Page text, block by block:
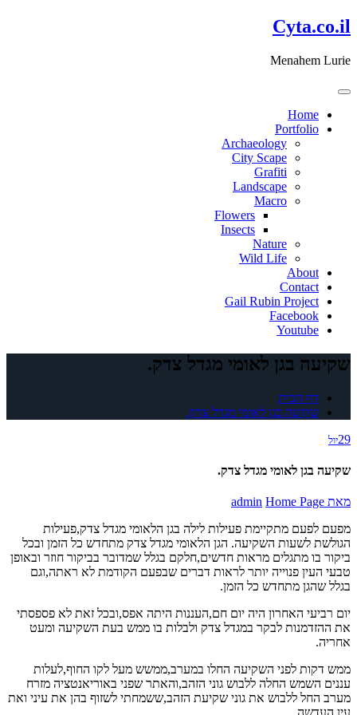
דלג
לתוכן
Cyta.co.il
Menahem Lurie
Home
Portfolio
Archaeology
City Scape
Grafiti
Landscape
Macro
Flowers
Insects
Nature
Wild Life
About
Contact
Gail Rubin Project
Facebook
Youtube
שקיעה בגן לאומי מגדל צדק.
דף הבית
שקיעה בגן לאומי מגדל צדק.
29יול
שקיעה בגן לאומי מגדל צדק.
מאת admin Home Page
מפעם לפעם מתקיימת פעילות לילה בגן הלאומי מגדל צדק,פעילות
הגולשת לשעות השקיעה. הגן הלאומי מגדל צדק מתחדש כל הזמן ובכל
ביקור בו מתגלים מראות חדשים,חלקם בגלל שמדובר בביקור חוזר ובאופן
טבעי העין פנוייה יותר לראות דברים שבפעם הקודמת לא ראתה,וגם
בגלל שהגן מתחדש כל הזמן.
יום רביעי האחרון היה יום חם,העננות היתה אפס,ובכל זאת לא פספסתי
את ההזדמנות לבקר במגדל צדק ולבלות בו ממש בעת השקיעה ומעט
אחריה.
ממש דקות לפני השקיעה החלו במערב,ממשש מעל לקו החוף,לעלות
עננים השמש החלה ללבוש גוני הזהב,והאתר שפני באוריאנטציה מזרח
מערב החל ללבוש את גוני שקיעת הזהב,ששמחתי לשזוף בהן את עיני ואת